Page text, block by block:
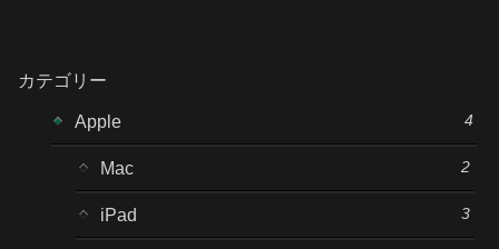
カテゴリー
Apple 4
Mac 2
iPad 3